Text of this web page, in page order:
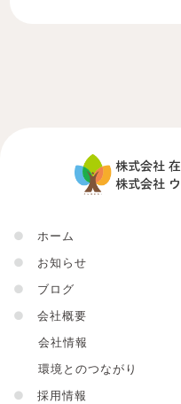
●
ホーム
●
お知らせ
●
ブログ
●
会社概要
会社情報
環境とのつながり
●
採用情報